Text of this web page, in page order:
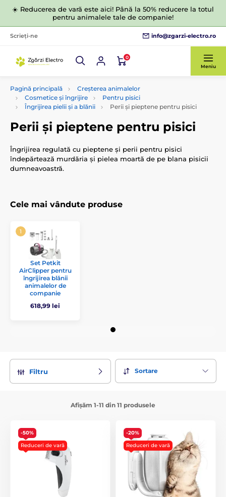
☀️ Reducerea de vară este aici! Până la 50% reducere la totul
pentru animalele tale de companie!
Scrieți-ne info@zgarzi-electro.ro
0
Meniu
Pagină principală
Creșterea animalelor
Cosmetice și îngrijire
Pentru pisici
Îngrijirea pielii și a blănii
Perii și pieptene pentru pisici
Perii și pieptene pentru pisici
Îngrijirea regulată cu pieptene și perii pentru pisici
îndepărtează murdăria și pielea moartă de pe blana pisicii
dumneavoastră.
Cele mai vândute produse
Set Petkit
AirClipper pentru
îngrijirea blănii
animalelor de
companie
618,99 lei
Filtru Sortare
Afișăm 1-11 din 11 produsele
-50%
Reduceri de vară
-20%
Reduceri de vară